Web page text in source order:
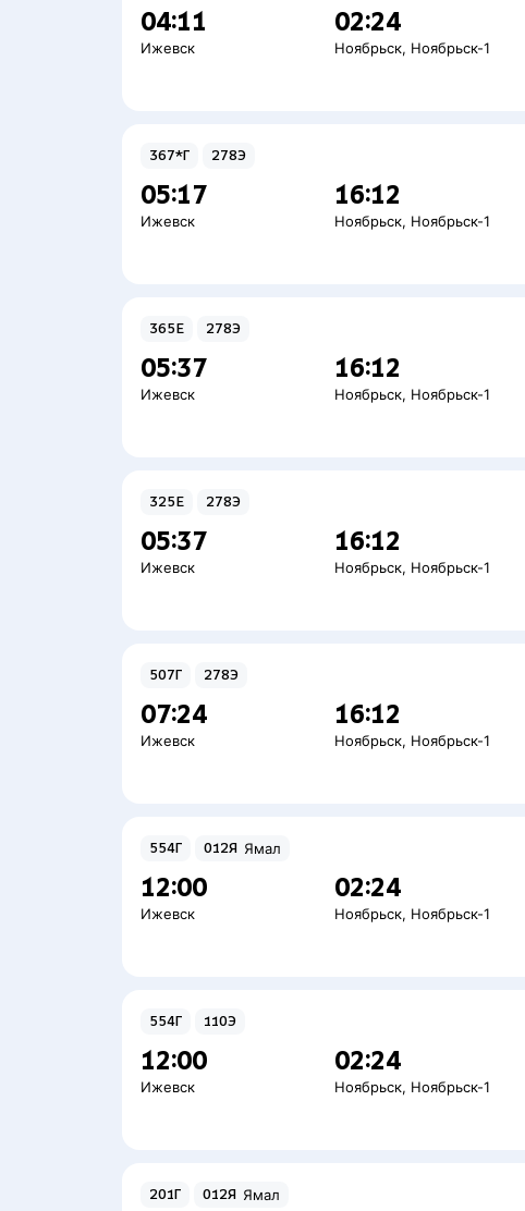
04:11
Ижевск
02:24
Ноябрьск, Ноябрьск-1
367*Г 278Э
05:17
Ижевск
16:12
Ноябрьск, Ноябрьск-1
365Е 278Э
05:37
Ижевск
16:12
Ноябрьск, Ноябрьск-1
325Е 278Э
05:37
Ижевск
16:12
Ноябрьск, Ноябрьск-1
507Г 278Э
07:24
Ижевск
16:12
Ноябрьск, Ноябрьск-1
554Г 012Я Ямал
12:00
Ижевск
02:24
Ноябрьск, Ноябрьск-1
554Г 110Э
12:00
Ижевск
02:24
Ноябрьск, Ноябрьск-1
201Г 012Я Ямал